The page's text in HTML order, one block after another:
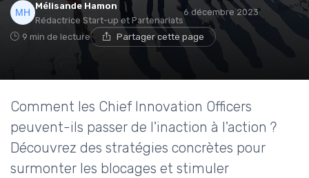
Mélisande Hamon
Rédactrice Start-up et Partenariats
6 décembre 2023
9 min de lecture Partager cette page
Comment les Chief Innovation Officers
peuvent-ils passer de l'inaction à l'action ?
Découvrez des stratégies concrètes pour
surmonter les blocages et stimuler